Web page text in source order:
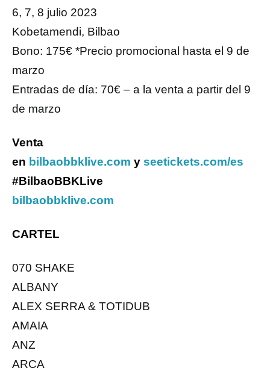
6, 7, 8 julio 2023
Kobetamendi, Bilbao
Bono: 175€ *Precio promocional hasta el 9 de
marzo
Entradas de día: 70€ – a la venta a partir del 9
de marzo
Venta
en bilbaobbklive.com y seetickets.com/es
#BilbaoBBKLive
bilbaobbklive.com
CARTEL
070 SHAKE
ALBANY
ALEX SERRA & TOTIDUB
AMAIA
ANZ
ARCA